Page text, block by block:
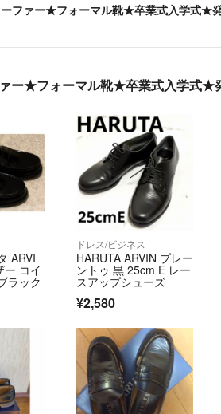
ファー★フォーマル靴★卒業式入学式★
ー★フォーマル靴★卒業式入学式★
ARVI
ー コイ
ラック
ドレス/ビジネス
HARUTA ARVIN プレー
ントゥ 黒 25cm E レー
スアップシューズ
¥2,580